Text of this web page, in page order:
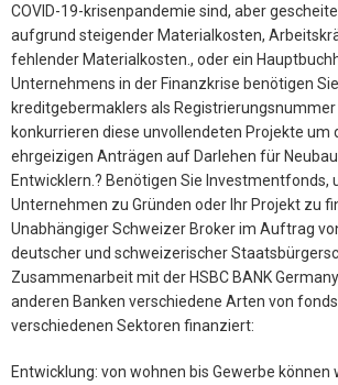
COVID-19-krisenpandemie sind, aber
aufgrund steigender Materialkosten,
fehlender Materialkosten., oder ein
Unternehmens in der Finanzkrise benötigen
kreditgebermaklers als
konkurrieren diese unvollendeten Projekte um
ehrgeizigen Anträgen auf Darlehen für
Entwicklern.? Benötigen Sie Investmentfonds,
Unternehmen zu Gründen oder Ihr Projekt zu
Unabhängiger Schweizer Broker im Auftrag
deutscher und schweizerischer
Zusammenarbeit mit der HSBC BANK
anderen Banken verschiedene Arten von
verschiedenen Sektoren finanziert:
Entwicklung: von wohnen bis Gewerbe können